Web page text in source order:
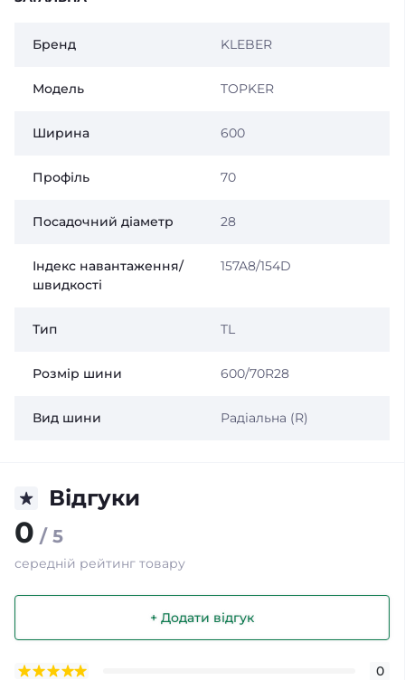
Бренд KLEBER
Модель TOPKER
Ширина 600
Профіль 70
Посадочний діаметр 28
Індекс навантаження/
швидкості
157A8/154D
Тип TL
Розмір шини 600/70R28
Вид шини Радіальна (R)
Відгуки
0 / 5
середній рейтинг товару
+ Додати відгук
0